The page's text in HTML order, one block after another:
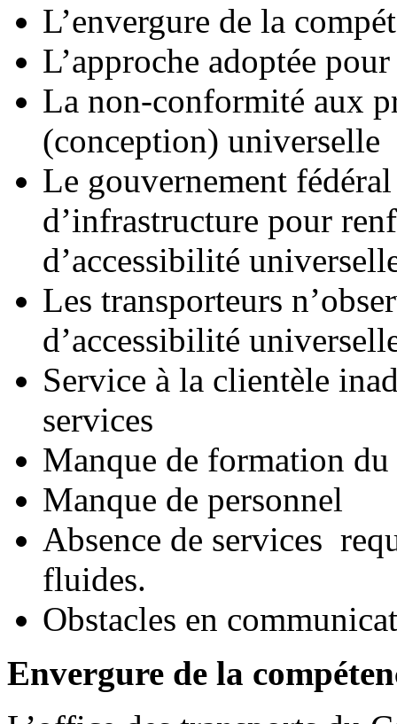
L’envergure de la
L’approche adoptée
La non-conformité aux
(conception) universelle
Le gouvernement
d’infrastructure pour
d’accessibilité
Les transporteurs
d’accessibilité
Service à la clientèle
services
Manque de formation du
Manque de personnel
Absence de services
fluides.
Obstacles en
Envergure de la